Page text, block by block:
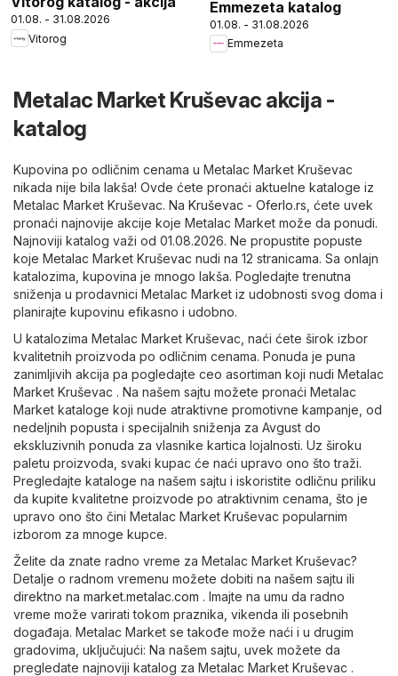
01.08. - 31.08.2026
Vitorog
Emmezeta katalog
01.08. - 31.08.2026
Emmezeta
Metalac Market Kruševac akcija -
katalog
Kupovina po odličnim cenama u Metalac Market Kruševac
nikada nije bila lakša! Ovde ćete pronaći aktuelne kataloge iz
Metalac Market Kruševac. Na Kruševac - Oferlo.rs , ćete uvek
pronaći najnovije akcije koje Metalac Market može da ponudi.
Najnoviji katalog važi od 01.08.2026. Ne propustite popuste
koje Metalac Market Kruševac nudi na 12 stranicama. Sa onlajn
katalozima, kupovina je mnogo lakša. Pogledajte trenutna
sniženja u prodavnici Metalac Market iz udobnosti svog doma i
planirajte kupovinu efikasno i udobno.
U katalozima Metalac Market Kruševac, naći ćete širok izbor
kvalitetnih proizvoda po odličnim cenama. Ponuda je puna
zanimljivih akcija pa pogledajte ceo asortiman koji nudi Metalac
Market Kruševac . Na našem sajtu možete pronaći Metalac
Market kataloge koji nude atraktivne promotivne kampanje, od
nedeljnih popusta i specijalnih sniženja za Avgust do
ekskluzivnih ponuda za vlasnike kartica lojalnosti. Uz široku
paletu proizvoda, svaki kupac će naći upravo ono što traži.
Pregledajte kataloge na našem sajtu i iskoristite odličnu priliku
da kupite kvalitetne proizvode po atraktivnim cenama, što je
upravo ono što čini Metalac Market Kruševac popularnim
izborom za mnoge kupce.
Želite da znate radno vreme za Metalac Market Kruševac?
Detalje o radnom vremenu možete dobiti na našem sajtu ili
direktno na market.metalac.com . Imajte na umu da radno
vreme može varirati tokom praznika, vikenda ili posebnih
događaja. Metalac Market se takođe može naći i u drugim
gradovima, uključujući: Na našem sajtu, uvek možete da
pregledate najnoviji katalog za Metalac Market Kruševac .